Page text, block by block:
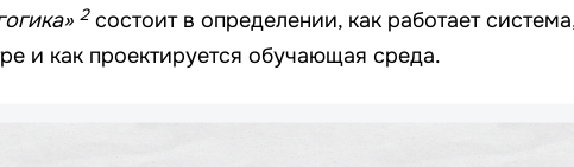
2состоит в определении, как работает
и как проектируется обучающая среда.